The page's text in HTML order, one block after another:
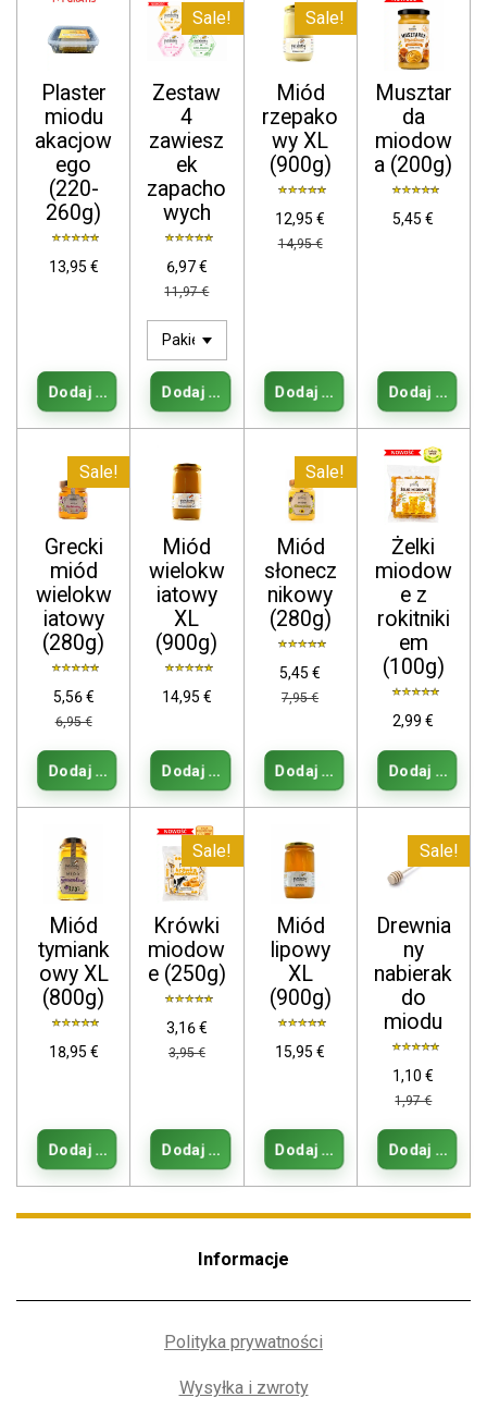
Plaster
miodu
akacjow
ego
(220-
260g)
13,95 €
Dodaj do koszyka
Sale!
Zestaw
4
zawiesz
ek
zapacho
wych
6,97 €
11,97 €
Dodaj do koszyka
Sale!
Miód
rzepako
wy XL
(900g)
12,95 €
14,95 €
Dodaj do koszyka
Musztar
da
miodow
a (200g)
5,45 €
Dodaj do
Sale!
Grecki
miód
wielokw
iatowy
(280g)
5,56 €
6,95 €
Dodaj do koszyka
Miód
wielokw
iatowy
XL
(900g)
14,95 €
Dodaj do koszyka
Sale!
Miód
słonecz
nikowy
(280g)
5,45 €
7,95 €
Dodaj do koszyka
Żelki
miodow
e z
rokitniki
em
(100g)
2,99 €
Dodaj do
Miód
tymiank
owy XL
(800g)
18,95 €
Dodaj do koszyka
Sale!
Krówki
miodow
e (250g)
3,16 €
3,95 €
Dodaj do koszyka
Miód
lipowy
XL
(900g)
15,95 €
Dodaj do koszyka
Sale!
Drewnia
ny
nabierak
do
miodu
1,10 €
1,97 €
Dodaj do
Informacje
Polityka prywatności
Wysyłka i zwroty